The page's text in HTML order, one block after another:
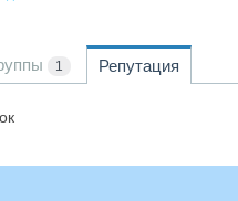
1 Репутация